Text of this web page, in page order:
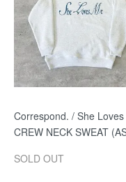
Correspond. / She
CREW NECK SWEAT
SOLD OUT